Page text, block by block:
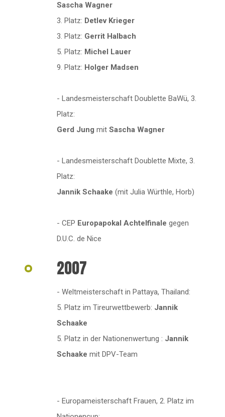
Sascha Wagner
3. Platz: Detlev Krieger
3. Platz: Gerrit Halbach
5. Platz: Michel Lauer
9. Platz: Holger Madsen
- Landesmeisterschaft Doublette BaWü, 3.
Platz:
Gerd Jung mit Sascha Wagner
- Landesmeisterschaft Doublette Mixte, 3.
Platz:
Jannik Schaake (mit Julia Würthle, Horb)
- CEP Europapokal Achtelfinale gegen
D.U.C. de Nice
2007
- Weltmeisterschaft in Pattaya, Thailand:
5. Platz im Tireurwettbewerb: Jannik
Schaake
5. Platz in der Nationenwertung : Jannik
Schaake mit DPV-Team
- Europameisterschaft Frauen, 2. Platz im